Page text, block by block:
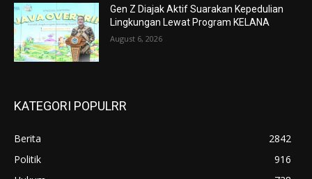
Gen Z Diajak Aktif Suarakan Kepedulian
Lingkungan Lewat Program KELANA
August 6, 2026
KATEGORI POPULRR
Berita
2842
Politik
916